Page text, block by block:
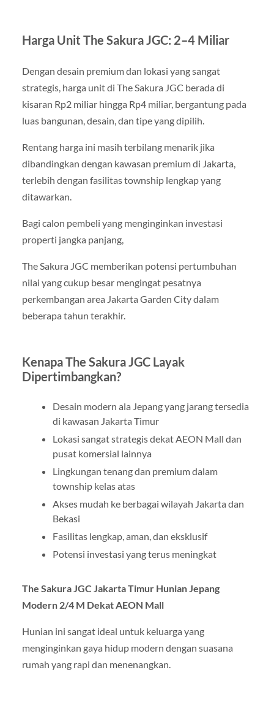
Harga Unit The Sakura JGC: 2–4 Miliar
Dengan desain premium dan lokasi yang sangat
strategis, harga unit di The Sakura JGC berada di
kisaran Rp2 miliar hingga Rp4 miliar, bergantung pada
luas bangunan, desain, dan tipe yang dipilih.
Rentang harga ini masih terbilang menarik jika
dibandingkan dengan kawasan premium di Jakarta,
terlebih dengan fasilitas township lengkap yang
ditawarkan.
Bagi calon pembeli yang menginginkan investasi
properti jangka panjang,
The Sakura JGC memberikan potensi pertumbuhan
nilai yang cukup besar mengingat pesatnya
perkembangan area Jakarta Garden City dalam
beberapa tahun terakhir.
Kenapa The Sakura JGC Layak
Dipertimbangkan?
Desain modern ala Jepang yang jarang tersedia
di kawasan Jakarta Timur
Lokasi sangat strategis dekat AEON Mall dan
pusat komersial lainnya
Lingkungan tenang dan premium dalam
township kelas atas
Akses mudah ke berbagai wilayah Jakarta dan
Bekasi
Fasilitas lengkap, aman, dan eksklusif
Potensi investasi yang terus meningkat
The Sakura JGC Jakarta Timur Hunian Jepang
Modern 2/4 M Dekat AEON Mall
Hunian ini sangat ideal untuk keluarga yang
menginginkan gaya hidup modern dengan suasana
rumah yang rapi dan menenangkan.